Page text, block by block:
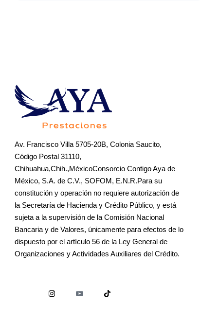
Av. Francisco Villa 5705-20B, Colonia Saucito,
Código Postal 31110,
Chihuahua,Chih.,MéxicoConsorcio Contigo Aya de
México, S.A. de C.V., SOFOM, E.N.R.Para su
constitución y operación no requiere autorización de
la Secretaría de Hacienda y Crédito Público, y está
sujeta a la supervisión de la Comisión Nacional
Bancaria y de Valores, únicamente para efectos de lo
dispuesto por el artículo 56 de la Ley General de
Organizaciones y Actividades Auxiliares del Crédito.